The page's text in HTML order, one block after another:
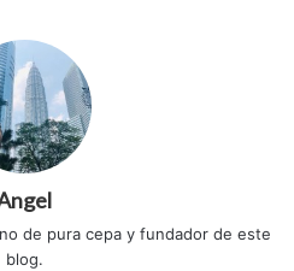
de pura cepa y fundador de este
blog.